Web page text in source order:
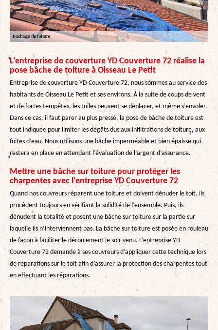
L’entreprise de couverture YD Couverture 72 réalise la
pose bâche de toiture à Oisseau Le Petit
Entreprise de couverture YD Couverture 72, nous sommes au service des
habitants de Oisseau Le Petit et ses environs. À la suite de coups de vent
et de fortes tempêtes, les tuiles peuvent se déplacer, et même s’envoler.
Dans ce cas, il faut parer au plus pressé, la pose de bâche de toiture est
tout indiquée pour limiter les dégâts dus aux infiltrations de toiture, aux
fuites d’eau. Nous utilisons une bâche imperméable et bien épaisse qui
restera en place en attendant l’évaluation de l’argent d’assurance.
Mettre une bâche sur toiture pour protéger les
charpentes avec l’entreprise YD Couverture 72
Quand nos couvreurs réparent une toiture et doivent dénuder le toit, ils
procèdent toujours en vérifiant la solidité de l’ensemble. Puis, ils
dénudent la totalité et posent une bâche sur toiture sur la partie sur
laquelle ils n’interviennent pas. La bâche sur toiture est posée en rouleau
de façon à faciliter le déroulement le soir venu. L’entreprise YD
Couverture 72 demande à ses couvreurs d’appliquer cette technique lors
de réparations sur le toit afin d’assurer la protection des charpentes tout
en effectuant les réparations.